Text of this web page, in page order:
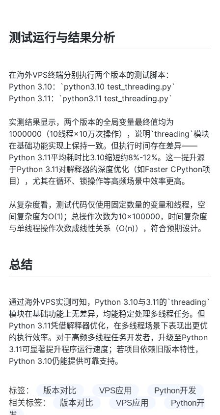
测试运行与结果分析
在海外VPS终端分别执行两个版本的测试脚本：
Python 3.10：`python3.10 test_threading.py`
Python 3.11：`python3.11 test_threading.py`
实测结果显示，两个版本的全局变量最终值均为
1000000（10线程×10万次操作），说明`threading`模块
在基础功能实现上保持一致。但执行时间存在差异——
Python 3.11平均耗时比3.10缩短约8%-12%。这一提升源
于Python 3.11对解释器的深度优化（如Faster CPython项
目），尤其在循环、锁操作等高频场景中效率更高。
从复杂度看，测试代码仅使用固定数量的变量和线程，空
间复杂度为O(1)；总操作次数为10×100000，时间复杂度
与单线程操作次数成线性关系（O(n)），符合预期设计。
总结
通过海外VPS实测可知，Python 3.10与3.11的`threading`
模块在基础功能上无差异，均能稳定处理多线程任务。但
Python 3.11凭借解释器优化，在多线程场景下表现出更优
的执行效率。对于高频多线程任务开发者，升级至Python
3.11可显著提升程序运行速度；若项目依赖旧版本特性，
Python 3.10仍能提供可靠支持。
标签： 版本对比 VPS应用
Python开发
相关标签：
版本对比 VPS应用
Python开